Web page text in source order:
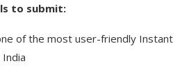
to submit:
of the most user-friendly Instant